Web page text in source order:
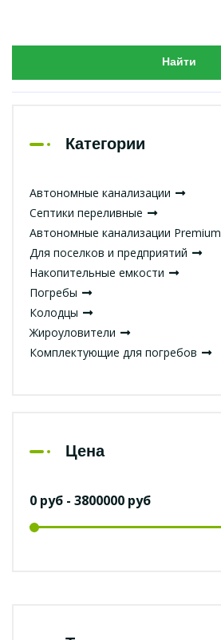
Найти
Категории
Автономные канализации
Септики переливные
Автономные канализации Premium
Для поселков и предприятий
Накопительные емкости
Погребы
Колодцы
Жироуловители
Комплектующие для погребов
Цена